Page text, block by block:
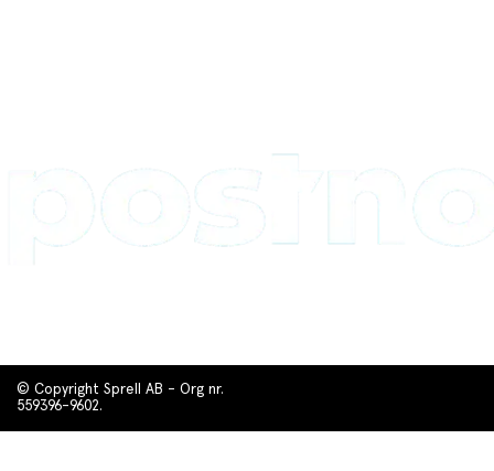
© Copyright Sprell AB - Org nr.
559396-9602.